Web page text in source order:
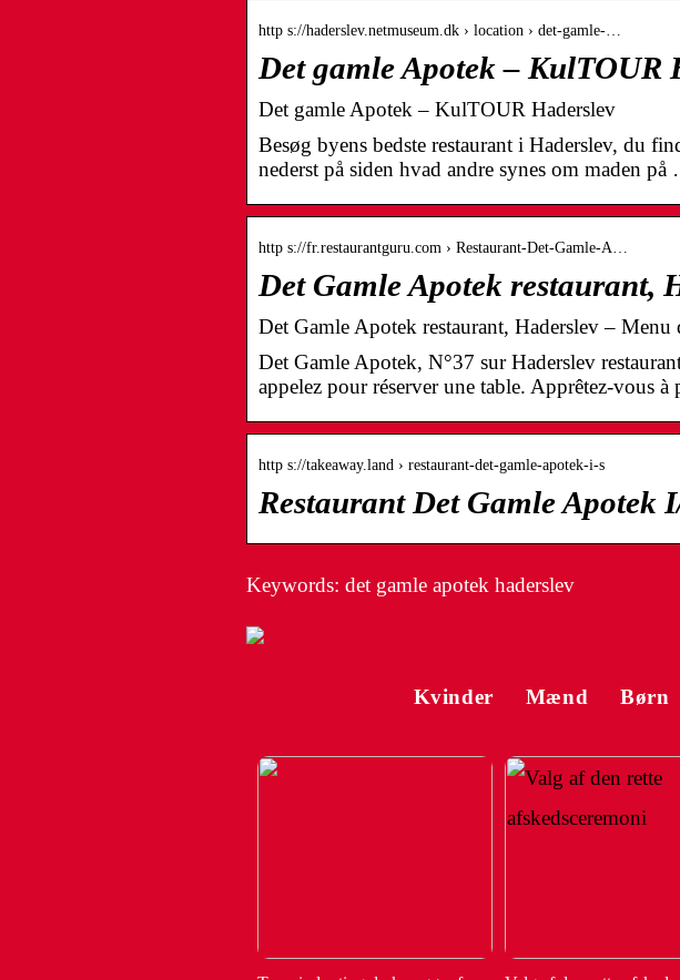
http s://haderslev.netmuseum.dk › location › det-gamle-…
Det gamle Apotek – KulTOUR
Det gamle Apotek – KulTOUR Haderslev
Besøg byens bedste restaurant i Haderslev, du
nederst på siden hvad andre synes om maden på
http s://fr.restaurantguru.com › Restaurant-Det-Gamle-A…
Det Gamle Apotek restaurant,
Det Gamle Apotek restaurant, Haderslev – Menu
Det Gamle Apotek, N°37 sur Haderslev
appelez pour réserver une table. Apprêtez-vous
http s://takeaway.land › restaurant-det-gamle-apotek-i-s
Restaurant Det Gamle Apotek
Keywords: det gamle apotek haderslev
Kvinder Mænd Børn